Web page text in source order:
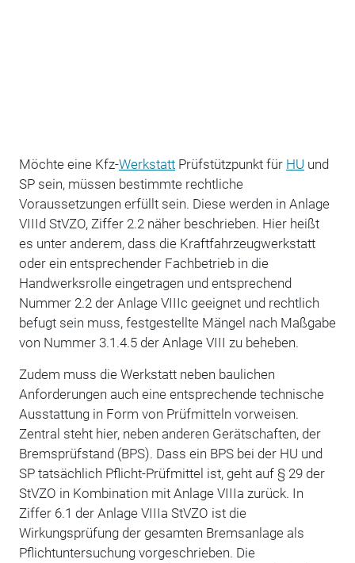
Möchte eine Kfz-WerkstattPrüfstützpunkt für HU und
SP sein, müssen bestimmte rechtliche
Voraussetzungen erfüllt sein. Diese werden in Anlage
VIIId StVZO, Ziffer 2.2 näher beschrieben. Hier heißt
es unter anderem, dass die Kraftfahrzeugwerkstatt
oder ein entsprechender Fachbetrieb in die
Handwerksrolle eingetragen und entsprechend
Nummer 2.2 der Anlage VIIIc geeignet und rechtlich
befugt sein muss, festgestellte Mängel nach Maßgabe
von Nummer 3.1.4.5 der Anlage VIII zu beheben.
Zudem muss die Werkstatt neben baulichen
Anforderungen auch eine entsprechende technische
Ausstattung in Form von Prüfmitteln vorweisen.
Zentral steht hier, neben anderen Gerätschaften, der
Bremsprüfstand (BPS). Dass ein BPS bei der HU und
SP tatsächlich Pflicht-Prüfmittel ist, geht auf § 29 der
StVZO in Kombination mit Anlage VIIIa zurück. In
Ziffer 6.1 der Anlage VIIIa StVZO ist die
Wirkungsprüfung der gesamten Bremsanlage als
Pflichtuntersuchung vorgeschrieben. Die